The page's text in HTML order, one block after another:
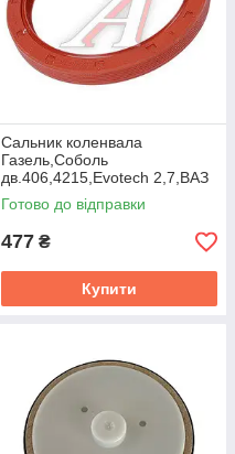
Сальник коленвала
Газель,Соболь
дв.406,4215,Evotech 2,7,ВАЗ
2108 задн. Rubena
(80х100х10) (ГАЗ)
Готово до відправки
477 ₴
Купити